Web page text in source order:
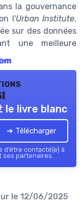
la gouvernance
l'Urban Institute,
sur des données
une meilleure
le livre blanc
➔ Télécharger
d’être contacté(e) à
ses partenaires.
le 12/06/2025